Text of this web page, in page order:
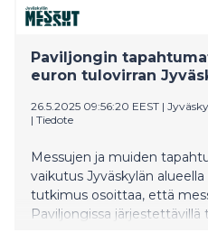
Paviljongin
euron tulovirran
26.5.2025 09:56:20 EEST |
| Tiedote
Messujen ja muiden
vaikutus Jyväskylän
tutkimus osoittaa, että
Paviljongissa järjestettävillä